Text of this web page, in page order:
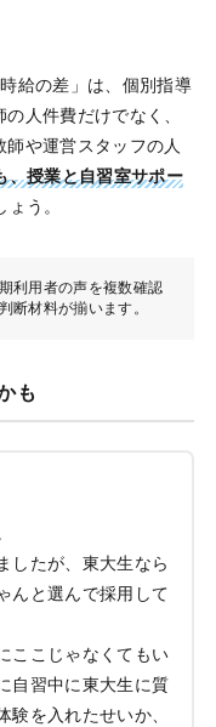
給の差」は、個別指導
人件費だけでなく、
や運営スタッフの人
、授業と自習室サポー
う。
利用者の声を複数確認
断材料が揃います。
も
したが、東大生なら
んと選んで採用して
ここじゃなくてもい
自習中に東大生に質
験を入れたせいか、